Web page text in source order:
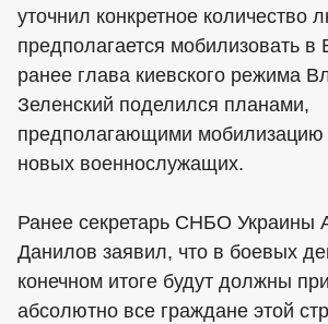
уточнил конкретное количество
предполагается мобилизовать в
ранее глава киевского режима
Зеленский поделился планами,
предполагающими
новых военнослужащих.
Ранее секретарь СНБО Украины
Данилов заявил, что в боевых
конечном итоге будут должны
абсолютно все граждане этой